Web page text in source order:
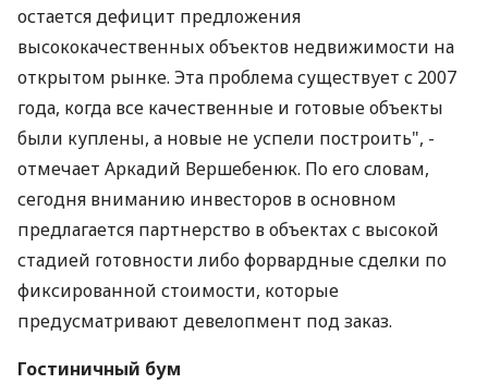
остается дефицит предложения
высококачественных объектов недвижимости на
открытом рынке. Эта проблема существует с 2007
года, когда все качественные и готовые объекты
были куплены, а новые не успели построить", -
отмечает Аркадий Вершебенюк. По его словам,
сегодня вниманию инвесторов в основном
предлагается партнерство в объектах с высокой
стадией готовности либо форвардные сделки по
фиксированной стоимости, которые
предусматривают девелопмент под заказ.
Гостиничный бум